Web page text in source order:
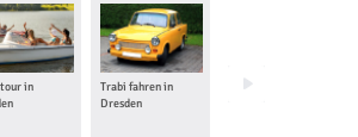
in
Trabi fahren in
Dresden
Quad fahren in